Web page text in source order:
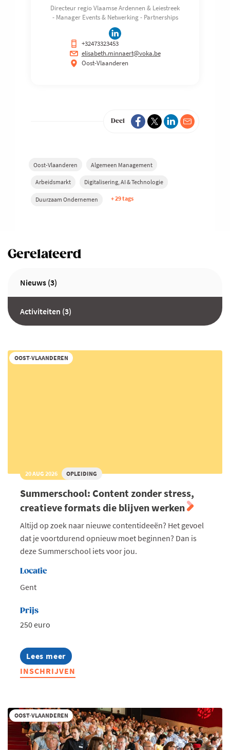
Directeur regio Vlaamse Ardennen & Leiestreek
- Manager Events & Netwerking - Partnerships
+32473323453
elisabeth.minnaert@voka.be
Oost-Vlaanderen
Deel
Oost-Vlaanderen Algemeen Management
Arbeidsmarkt Digitalisering, AI & Technologie
Duurzaam Ondernemen + 29 tags
Gerelateerd
Nieuws (3)
Activiteiten (3)
OOST-VLAANDEREN
20 AUG 2026 OPLEIDING
Summerschool: Content zonder stress,
creatieve formats die blijven werken
Altijd op zoek naar nieuwe contentideeën? Het gevoel
dat je voortdurend opnieuw moet beginnen? Dan is
deze Summerschool iets voor jou.
Locatie
Gent
Prijs
250 euro
Lees meer
about
Summerschool:
Content
formats
die
blijven
werken
INSCHRIJVEN
OOST-VLAANDEREN